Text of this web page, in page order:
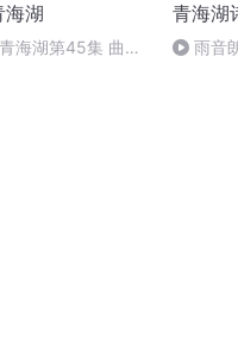
海湖
海湖第45集 曲终
青海湖
雨音